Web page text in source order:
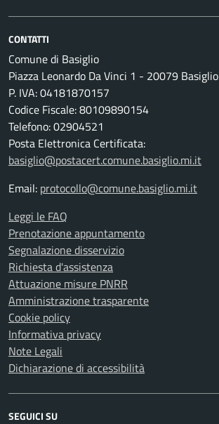
CONTATTI
Comune di Basiglio
Piazza Leonardo Da Vinci 1 - 20079 Basiglio
P. IVA: 04181870157
Codice Fiscale: 80109890154
Telefono: 02904521
Posta Elettronica Certificata:
basiglio@postacert.comune.basiglio.mi.it
Email: protocollo@comune.basiglio.mi.it
Leggi le FAQ
Prenotazione appuntamento
Segnalazione disservizio
Richiesta d'assistenza
Attuazione misure PNRR
Amministrazione trasparente
Cookie policy
Informativa privacy
Note Legali
Dichiarazione di accessibilità
SEGUICI SU